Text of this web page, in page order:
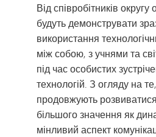
Від співробітників
будуть демонструвати
використання
між собою, з учнями та
під час особистих
технологій. З огляду на
продовжують
більшого значення як
мінливий аспект